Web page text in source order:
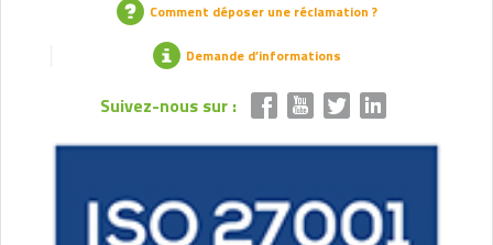
Comment déposer une réclamation ?
Demande d’informations
Suivez-nous sur :